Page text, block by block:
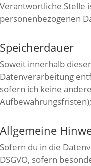
Verantwortliche Stelle
personenbezogenen
Speicherdauer
Soweit innerhalb
Datenverarbeitung
sofern ich keine
Allgemeine
Sofern du in die
DSGVO, sofern